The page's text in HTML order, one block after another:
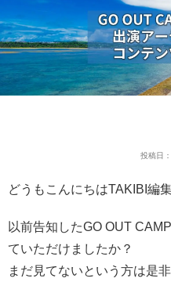
投稿日
どうもこんにちはTAKIBI編
以前告知したGO OUT
ていただけましたか？
まだ見てないという方は是